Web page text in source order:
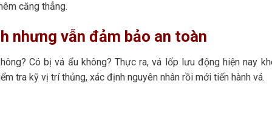
căng thẳng.
nhưng vẫn đảm bảo an toàn
Có bị vá ẩu không? Thực ra, vá lốp lưu động hiện nay
tra kỹ vị trí thủng, xác định nguyên nhân rồi mới tiến hành vá.